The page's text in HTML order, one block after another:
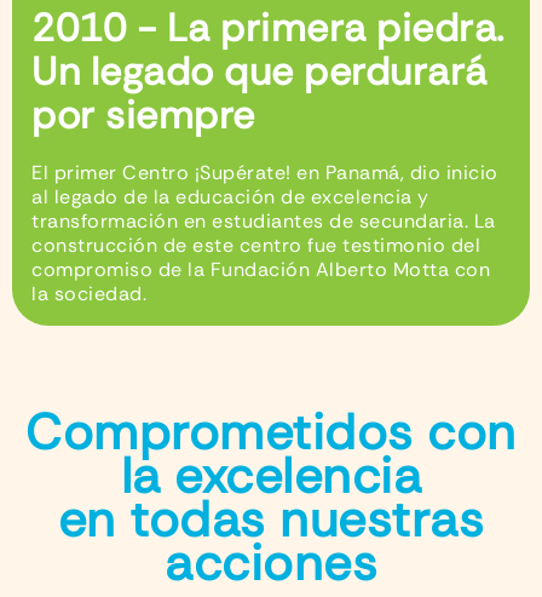
2010 - La primera piedra.
Un legado que perdurará
por siempre
El primer Centro ¡Supérate! en Panamá, dio inicio
al legado de la educación de excelencia y
transformación en estudiantes de secundaria. La
construcción de este centro fue testimonio del
compromiso de la Fundación Alberto Motta con
la sociedad.
Comprometidos con
la excelencia
en todas nuestras
acciones